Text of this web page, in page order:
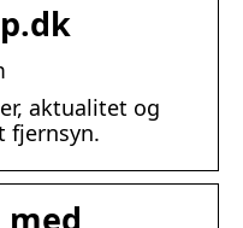
aktualitet og
fjernsyn.